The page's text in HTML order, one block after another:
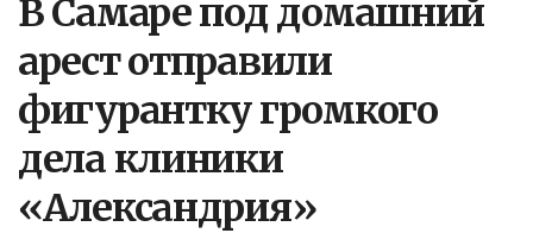
В Самаре под домашний
арест отправили
фигурантку громкого
дела клиники
«Александрия»